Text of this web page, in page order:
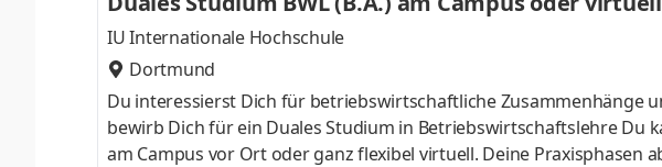
IU Internationale Hochschule
Dortmund
Du interessierst Dich für betriebswirtschaftliche Zusammenhänge
bewirb Dich für ein Duales Studium in Betriebswirtschaftslehre Du
am Campus vor Ort oder ganz flexibel virtuell. Deine Praxisphasen